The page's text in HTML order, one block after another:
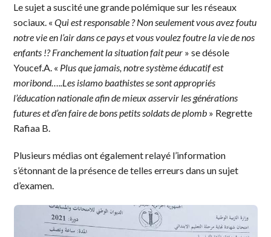
Le sujet a suscité une grande polémique sur les réseaux
sociaux. «Qui est responsable ? Non seulement vous avez foutu
notre vie en l’air dans ce pays et vous voulez foutre la vie de nos
enfants !? Franchement la situation fait peur » se désole
Youcef.A. « Plus que jamais, notre système éducatif est
moribond…..Les islamo baathistes se sont appropriés
l’éducation nationale afin de mieux asservir les générations
futures et d’en faire de bons petits soldats de plomb » Regrette
Rafiaa B.
Plusieurs médias ont également relayé l’information
s’étonnant de la présence de telles erreurs dans un sujet
d’examen.